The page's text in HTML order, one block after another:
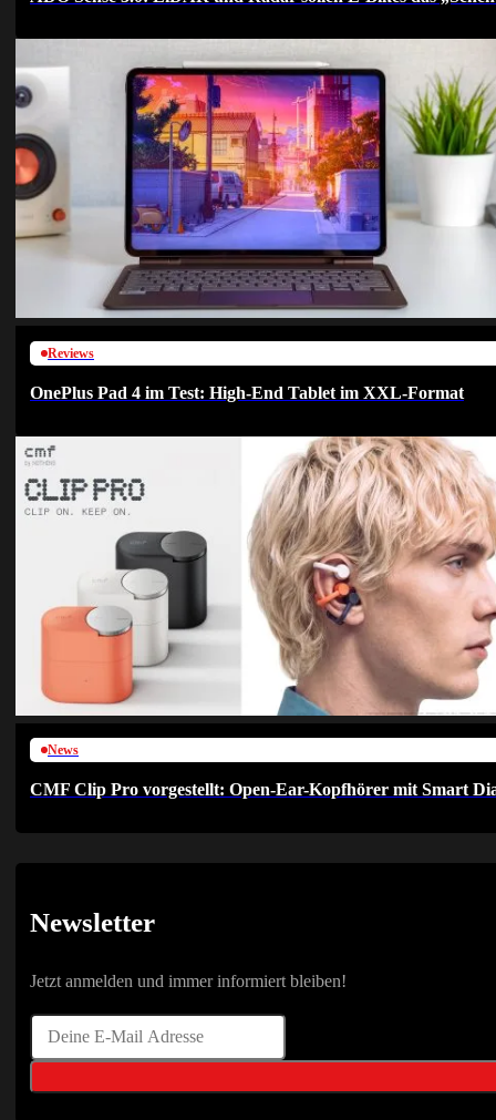
Reviews
OnePlus Pad 4 im Test: High-End Tablet im XXL-Format
News
CMF Clip Pro vorgestellt: Open-Ear-Kopfhörer mit Smart
Newsletter
Jetzt anmelden und immer informiert bleiben!